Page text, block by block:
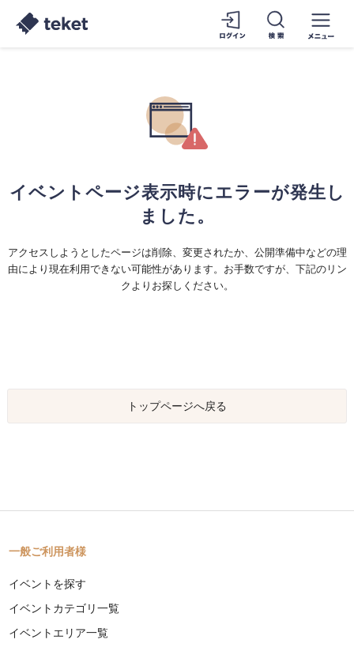
イベントページ表示時にエラーが発生し
ました。
アクセスしようとしたページは削除、変更されたか、公開準備中などの理
由により現在利用できない可能性があります。お手数ですが、下記のリン
クよりお探しください。
トップページへ戻る
一般ご利用者様
イベントを探す
イベントカテゴリ一覧
イベントエリア一覧